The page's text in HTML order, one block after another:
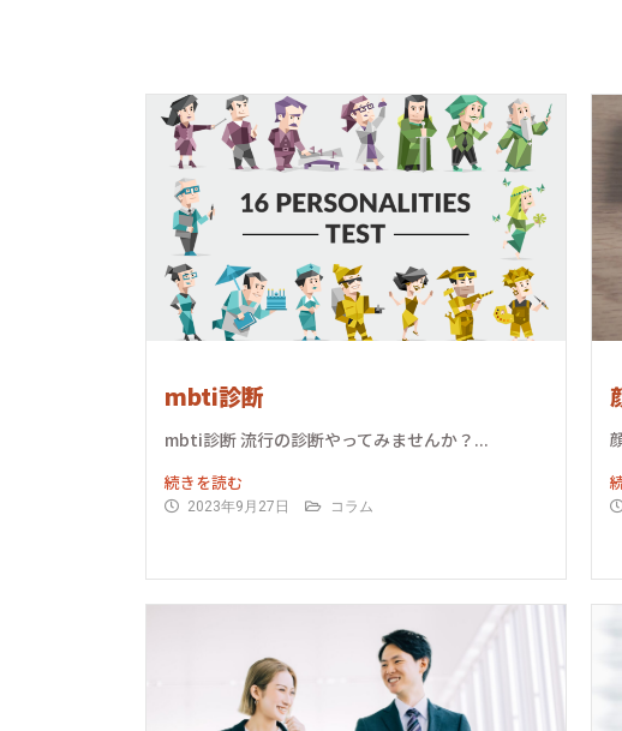
mbti診断
mbti診断 流行の診断やってみませんか？...
続きを読む
2023年9月27日 コラム